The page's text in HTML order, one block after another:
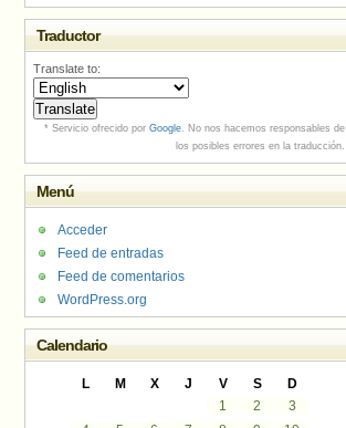
Traductor
Translate to:
* Servicio ofrecido por Google. No nos hacemos responsables de
los posibles errores en la traducción.
Menú
Acceder
Feed de entradas
Feed de comentarios
WordPress.org
Calendario
L M X J V S
D
1
2
3